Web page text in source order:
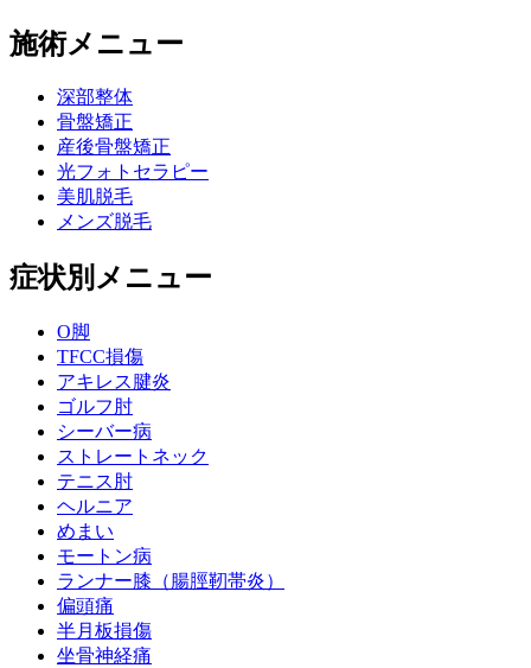
施術メニュー
深部整体
骨盤矯正
産後骨盤矯正
光フォトセラピー
美肌脱毛
メンズ脱毛
症状別メニュー
O脚
TFCC損傷
アキレス腱炎
ゴルフ肘
シーバー病
ストレートネック
テニス肘
ヘルニア
めまい
モートン病
ランナー膝（腸脛靭帯炎）
偏頭痛
半月板損傷
坐骨神経痛